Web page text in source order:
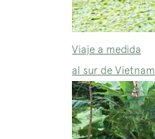
Viaje a medida
al sur de Vietnam